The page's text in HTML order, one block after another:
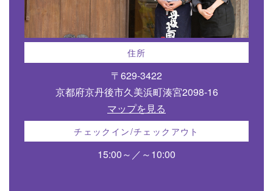
住所
〒629-3422
京都府京丹後市久美浜町湊宮2098-16
マップを見る
チェックイン/チェックアウト
15:00～／～10:00